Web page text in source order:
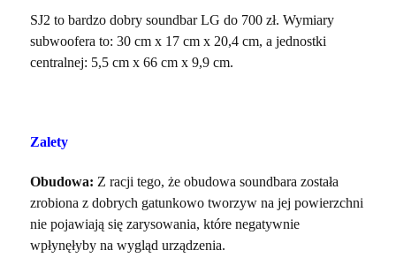
SJ2 to bardzo dobry soundbar LG do 700 zł. Wymiary
subwoofera to: 30 cm x 17 cm x 20,4 cm, a jednostki
centralnej: 5,5 cm x 66 cm x 9,9 cm.
Zalety
Obudowa: Z racji tego, że obudowa soundbara została
zrobiona z dobrych gatunkowo tworzyw na jej powierzchni
nie pojawiają się zarysowania, które negatywnie
wpłynęłyby na wygląd urządzenia.